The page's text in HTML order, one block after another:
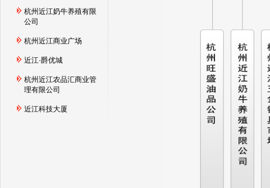
杭州近江奶牛养殖有限
公司
杭州近江商业广场
近江·爵优城
杭州近江农品汇商业管
理有限公司
近江科技大厦